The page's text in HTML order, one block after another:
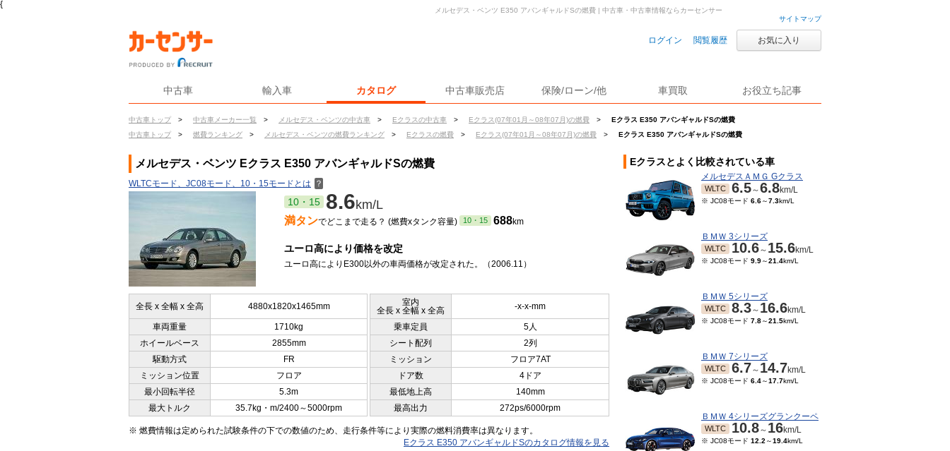
{
サイトマップ
ログイン 閲覧履歴 お気に入り
中古車 輸入車 カタログ 中古車販売店 保険/ローン/他 車買取 お役立ち記事
中古車トップ > 中古車メーカー一覧 > メルセデス・ベンツの中古車 > Eクラスの中古車 > Eクラス(07年01月～08年07月)の燃費 >
Eクラス E350 アバンギャルドSの燃費
中古車トップ
> 燃費ランキング > メルセデス・ベンツの燃費ランキング > Eクラスの燃費 > Eクラス(07年01月～08年07月)の燃費 > Eクラス E350 アバンギャルドSの燃費
メルセデス・ベンツ E350 アバンギャルドSの燃費 | 中古車・中古車情報ならカーセンサー
メルセデス・ベンツ Eクラス E350 アバンギャルドSの燃費
WLTCモード、JC08モード、10・15モードとは ？
10・15 8.6km/L
満タンでどこまで走る？ (燃費xタンク容量) 10・15 688km
ユーロ高により価格を改定
ユーロ高によりE300以外の車両価格が改定された。（2006.11）
全長 x 全幅 x 全高 4880x1820x1465mm
室内
全長 x 全幅 x 全高
-x-x-mm
車両重量 1710kg 乗車定員
5人
ホイールベース
2855mm シート配列
2列
駆動方式
FR ミッション
フロア7AT
ミッション位置
フロア ドア数
4ドア
最小回転半径
5.3m 最低地上高
140mm
最大トルク
35.7kg・m/2400～5000rpm 最高出力 272ps/6000rpm
※ 燃費情報は定められた試験条件の下での数値のため、走行条件等により実際の燃料消費率は異なります。
Eクラス E350 アバンギャルドSのカタログ情報を見る
Eクラスとよく比較されている車
メルセデスＡＭＧ Gクラス
WLTC 6.5～6.8km/L
※ JC08モード 6.6～7.3km/L
ＢＭＷ 3シリーズ
WLTC 10.6～ 15.6km/L
※ JC08モード 9.9～21.4km/L
ＢＭＷ 5シリーズ
WLTC 8.3～ 16.6km/L
※ JC08モード 7.8～21.5km/L
ＢＭＷ 7シリーズ
WLTC 6.7～ 14.7km/L
※ JC08モード 6.4～17.7km/L
ＢＭＷ 4シリーズグランクーペ
WLTC 10.8～ 16km/L
※ JC08モード 12.2 ～19.4km/L